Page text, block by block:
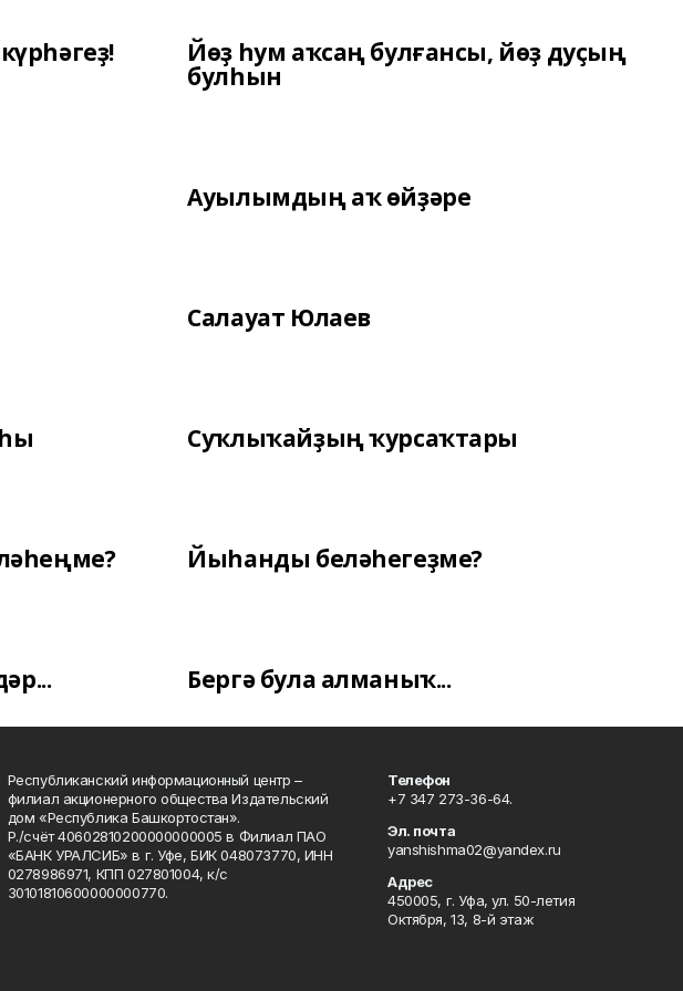
Йөҙ һум аҡсаң булғансы, йөҙ дуҫың
булһын
Ауылымдың аҡ өйҙәре
Салауат Юлаев
Суҡлыҡайҙың ҡурсаҡтары
Йыһанды беләһегеҙме?
Бергә була алманыҡ...
Республиканский информационный центр –
филиал акционерного общества Издательский
дом «Республика Башкортостан».
Р./счёт 40602810200000000005 в Филиал ПАО
«БАНК УРАЛСИБ» в г. Уфе, БИК 048073770, ИНН
0278986971, КПП 027801004, к/с
30101810600000000770.
Телефон
+7 347 273-36-64.
Эл. почта
yanshishma02@yandex.ru
Адрес
450005, г. Уфа, ул. 50-летия
Октября, 13, 8-й этаж